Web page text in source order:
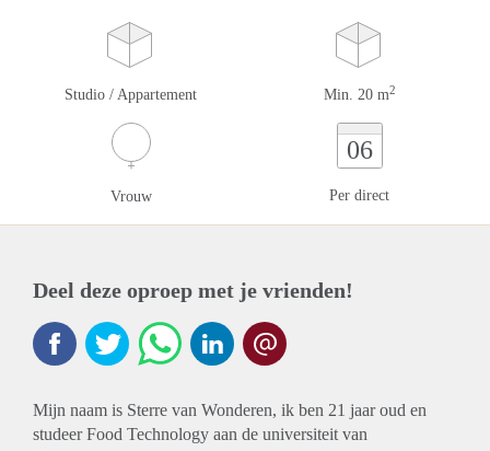
Studio / Appartement Min. 20 m2
Vrouw
06
Per direct
Deel deze oproep met je vrienden!
Mijn naam is Sterre van Wonderen, ik ben 21 jaar oud en
studeer Food Technology aan de universiteit van